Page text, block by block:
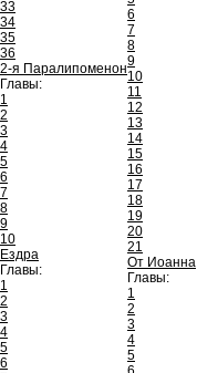
33
34
35
36
2-я Паралипоменон
Главы:
1
2
3
4
5
6
7
8
9
10
Ездра
Главы:
1
2
3
4
5
6
6
7
8
9
10
11
12
13
14
15
16
17
18
19
20
21
От Иоанна
Главы:
1
2
3
4
5